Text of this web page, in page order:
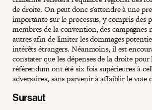
de droite. On peut donc s'attendre à une
importante sur le processus, y compris des
membres de la convention, des campagnes
autres afin de limiter les dommages
intérêts étrangers. Néanmoins, il est
constater que les dépenses de la droite
référendum ont été six fois supérieures à
adversaires, sans parvenir à affaiblir le vote
Sursaut